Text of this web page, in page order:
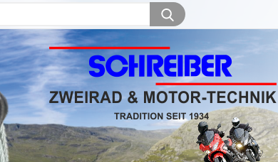
E-Mail
Passwort
Suche...